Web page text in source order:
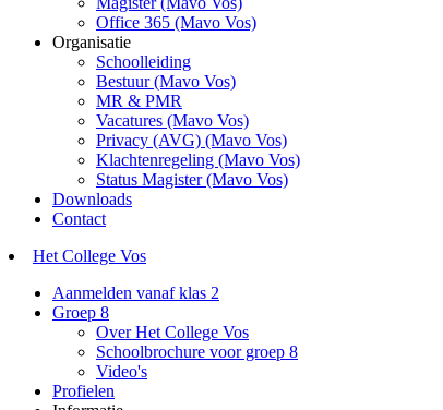
Office 365 (Mavo Vos)
Organisatie
Schoolleiding
Bestuur (Mavo Vos)
MR & PMR
Vacatures (Mavo Vos)
Privacy (AVG) (Mavo Vos)
Klachtenregeling (Mavo Vos)
Status Magister (Mavo Vos)
Downloads
Contact
Het College Vos
Aanmelden vanaf klas 2
Groep 8
Over Het College Vos
Schoolbrochure voor groep 8
Video's
Profielen